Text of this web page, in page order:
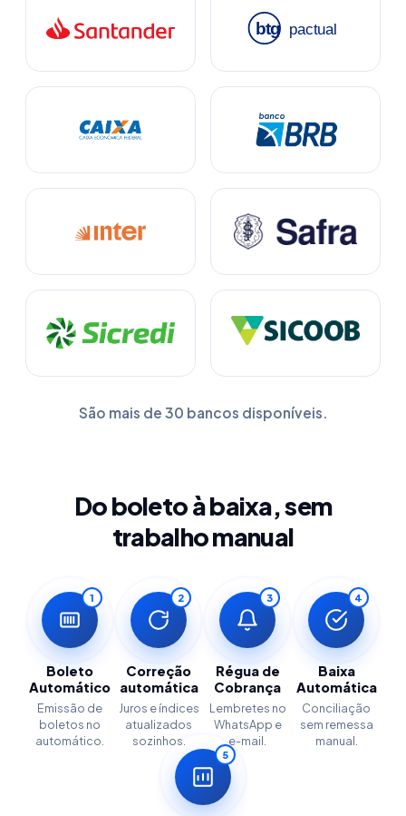
São mais de 30 bancos disponíveis.
Do boleto à baixa, sem
trabalho manual
1
Boleto
Automático
Emissão de
boletos no
automático.
2
Correção
automática
Juros e índices
atualizados
sozinhos.
3
Régua de
Cobrança
Lembretes no
WhatsApp e
e-mail.
4
Baixa
Automática
Conciliação
sem remessa
manual.
5